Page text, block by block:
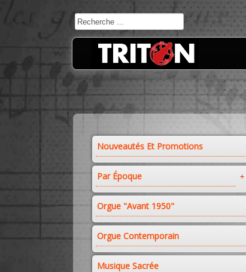
Nouveautés Et Promotions
Par Époque
Orgue "avant 1950"
Orgue Contemporain
Musique Sacrée